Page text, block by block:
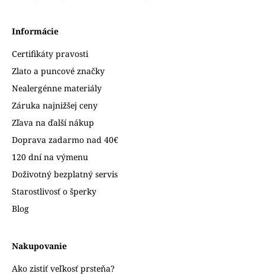
Informácie
Certifikáty pravosti
Zlato a puncové značky
Nealergénne materiály
Záruka najnižšej ceny
Zľava na ďalší nákup
Doprava zadarmo nad 40€
120 dní na výmenu
Doživotný bezplatný servis
Starostlivosť o šperky
Blog
Nakupovanie
Ako zistiť veľkosť prsteňa?